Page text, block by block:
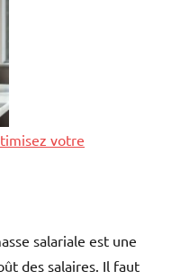
votre
salariale est une
des salaires. Il faut